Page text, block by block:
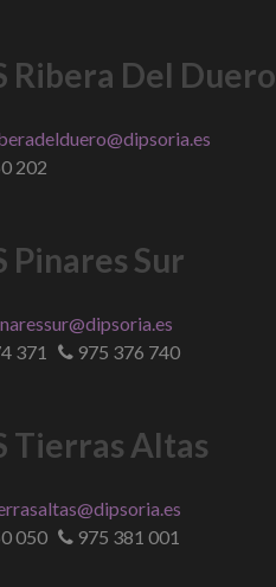
Ribera Del Duero
202
Pinares Sur
371
975 376 740
Tierras Altas
050
975 381 001